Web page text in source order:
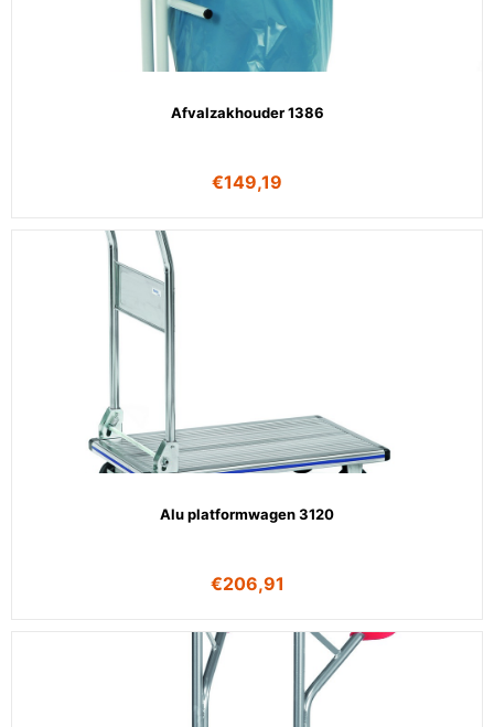
Afvalzakhouder 1386
€149,19
Alu platformwagen 3120
€206,91